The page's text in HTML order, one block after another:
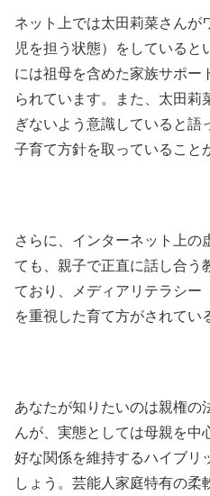
ネット上では太田莉菜さんが
児を担う状態）をしていると
には祖母を含めた家族サポー
られています。また、太田莉
ぎないよう意識していると語
子育て方針を取っていること
さらに、インターネット上の
ても、親子で正直に話し合う
ており、メディアリテラシー
を重視した育て方がされてい
あなたが知りたいのは親権の
んが、実態としては母親を中
好な関係を維持するハイブリ
しょう。芸能人家庭特有の